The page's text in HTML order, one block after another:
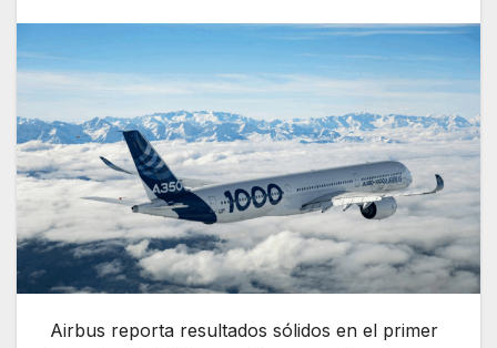
Airbus reporta resultados sólidos en el primer